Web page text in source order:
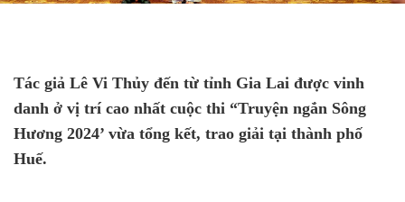
Tác giả Lê Vi Thủy đến từ tỉnh Gia Lai được vinh
danh ở vị trí cao nhất cuộc thi “Truyện ngắn Sông
Hương 2024’ vừa tổng kết, trao giải tại thành phố
Huế.